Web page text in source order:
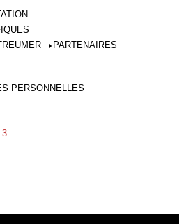
PARTENAIRES
PERSONNELLES
3